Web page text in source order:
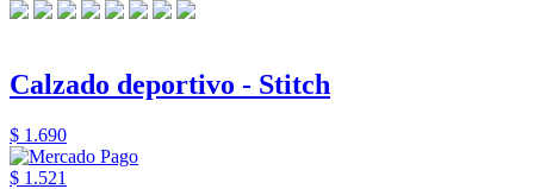
Calzado deportivo - Stitch
$ 1.690
$ 1.521